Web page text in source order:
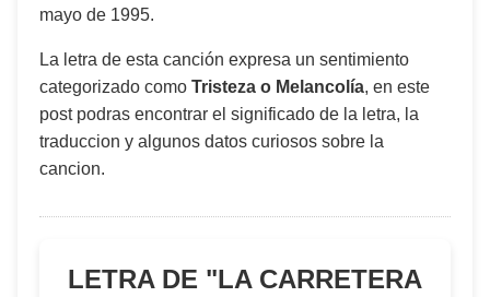
mayo de 1995.
La letra de esta canción expresa un sentimiento
categorizado como Tristeza o Melancolía, en este
post podras encontrar el significado de la letra, la
traduccion y algunos datos curiosos sobre la
cancion.
LETRA DE "LA CARRETERA